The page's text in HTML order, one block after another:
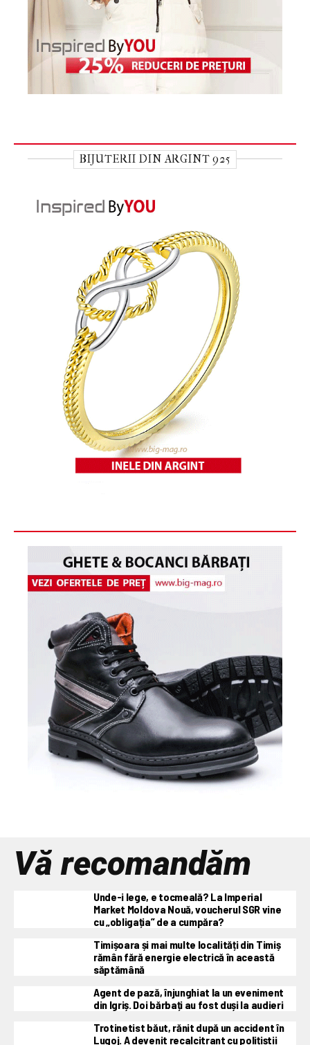
BIJUTERII DIN ARGINT 925
Vă recomandăm
Unde-i lege, e tocmeală? La Imperial
Market Moldova Nouă, voucherul SGR vine
cu „obligația” de a cumpăra?
Timișoara și mai multe localități din Timiș
rămân fără energie electrică în această
săptămână
Agent de pază, înjunghiat la un eveniment
din Igriș. Doi bărbați au fost duși la audieri
Trotinetist băut, rănit după un accident în
Lugoj. A devenit recalcitrant cu polițiștii